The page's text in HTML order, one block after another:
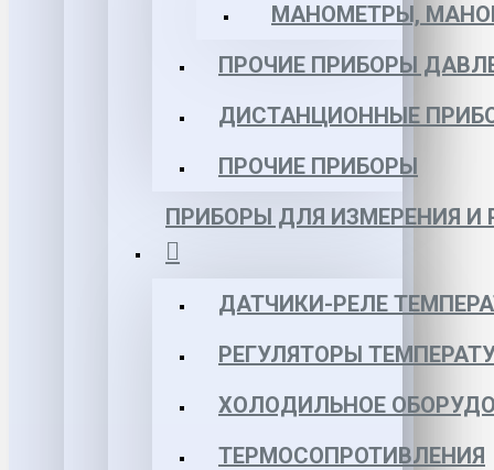
МАНОМЕТРЫ,
ПРОЧИЕ ПРИБОРЫ
ДИСТАНЦИОННЫЕ
ПРОЧИЕ ПРИБОРЫ
ПРИБОРЫ ДЛЯ ИЗМЕРЕНИЯ И
ДАТЧИКИ-РЕЛЕ
РЕГУЛЯТОРЫ
ХОЛОДИЛЬНОЕ
ТЕРМОСОПРОТИВЛЕНИЯ